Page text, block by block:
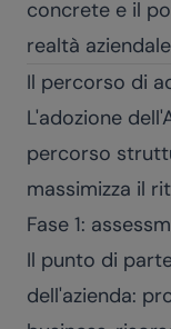
concrete e il
realtà
Il percorso di
L'adozione
percorso
massimizza il
Fase 1:
Il punto di
dell'azienda: